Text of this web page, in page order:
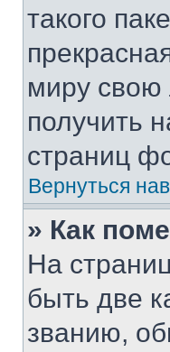
такого
миру
получить
страниц
Вернуться
» Как
На
быть две
званию,